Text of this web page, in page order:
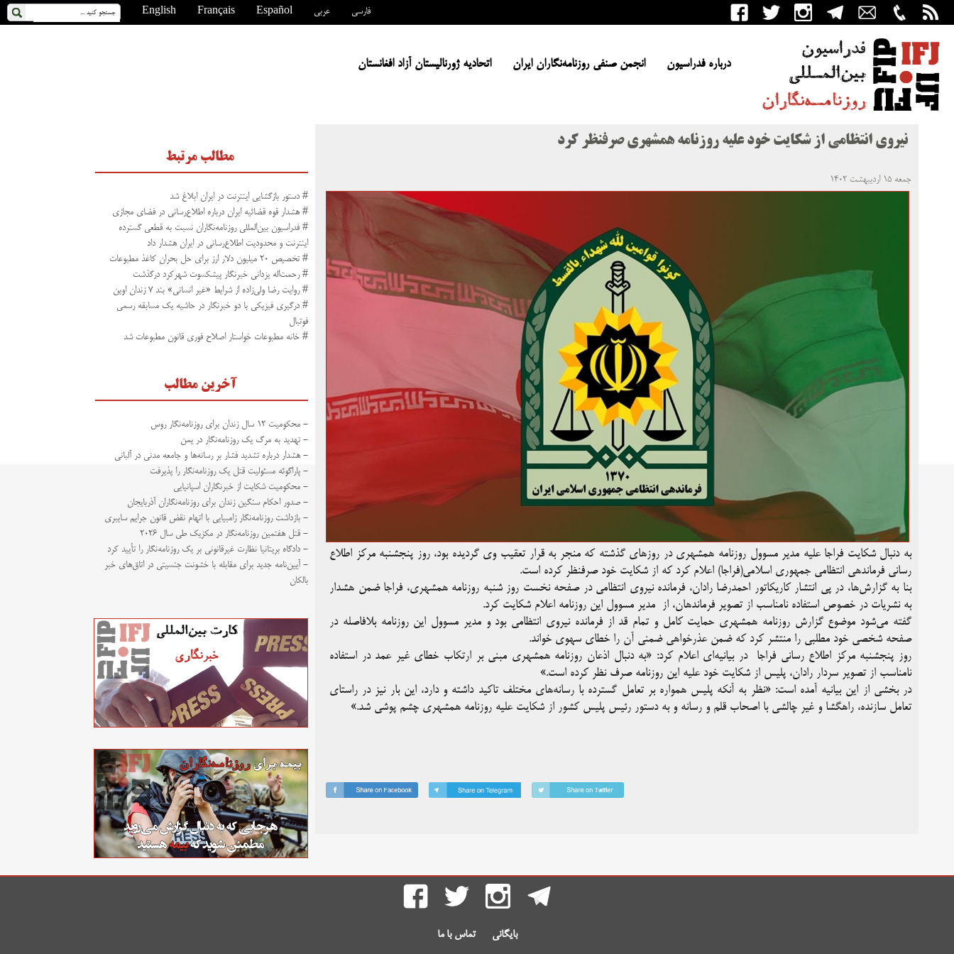
English Français Español عربی فارسی
درباره فدراسیون انجمن صنفی روزنامه‌نگاران ایران اتحادیه ژورنالیستان آزاد افغانستان
نیروی انتظامی از شکایت خود علیه روزنامه همشهری صرفنظر کرد
جمعه ۱۵ اردیبهشت ۱۴۰۲
به دنبال شکایت فراجا علیه مدیر مسوول روزنامه همشهری در روزهای گذشته که منجر به قرار تعقیب وی گردیده بود، روز پنجشنبه مرکز اطلاع
رسانی فرماندهی انتظامی جمهوری اسلامی(فراجا) اعلام کرد که از شکایت خود صرفنظر کرده است.
بنا به گزارش‌ها، در پی انتشار کاریکاتور احمدرضا رادان، فرمانده نیروی انتظامی در صفحه نخست روز شنبه روزنامه همشهری، فراجا ضمن هشدار
به نشریات در خصوص استفاده نامناسب از تصویر فرماندهان، از مدیر مسوول این روزنامه اعلام شکایت کرد.
گفته می‌شود موضوع گزارش روزنامه همشهری حمایت کامل و تمام قد از فرمانده نیروی انتظامی بود و مدیر مسوول این روزنامه بلافاصله در
صفحه شخصی خود مطلبی را منتشر کرد که ضمن عذرخواهی ضمنی آن را خطای سهوی خواند.
روز پنجشنبه مرکز اطلاع رسانی فراجا در بیانیه‌ای اعلام کرد: «به دنبال اذعان روزنامه همشهری مبنی بر ارتکاب خطای غیر عمد در استفاده
نامناسب از تصویر سردار رادان، پلیس از شکایت خود علیه این روزنامه صرف نظر کرده است.»
‎در بخشی از این بیانیه آمده است: «نظر به آنکه پلیس همواره بر تعامل گسترده با رسانه‌های مختلف تاکید داشته و دارد، این بار نیز در راستای
تعامل سازنده، راهگشا و غیر چالشی با اصحاب قلم و رسانه و به دستور رئیس پلیس کشور از شکایت علیه روزنامه همشهری چشم پوشی شد.»
مطالب مرتبط
# دستور بازگشایی اینترنت در ایران ابلاغ شد
# هشدار قوه قضائیه ایران درباره اطلاع‌رسانی در فضای مجازی
# فدراسیون بین‌المللی روزنامه‌نگاران نسبت به قطعی گسترده
اینترنت و محدودیت اطلاع‌رسانی در ایران هشدار داد
# تخصیص ۲۰ میلیون دلار ارز برای حل بحران کاغذ مطبوعات
# رحمت‌اله یزدانی خبرنگار پیشکسوت شهرکرد درگذشت
# روایت رضا ولی‌زاده از شرایط «غیر انسانی» بند ۷ زندان اوین
# درگیری فیزیکی با دو خبرنگار در حاشیه یک مسابقه رسمی
فوتبال
# خانه مطبوعات خواستار اصلاح فوری قانون مطبوعات شد
آخرین مطالب
- محکومیت ۱۲ سال زندان برای روزنامه‌نگار روس
- تهدید به مرگ یک روزنامه‌نگار در یمن
- هشدار درباره تشدید فشار بر رسانه‌ها و جامعه مدنی در آلبانی
- پاراگوئه مسئولیت قتل یک روزنامه‌نگار را پذیرفت
- محکومیت شکایت از خبرنگاران اسپانیایی
- صدور احکام سنگین زندان برای روزنامه‌نگاران آذربایجان
- بازداشت روزنامه‌نگار زامبیایی با اتهام نقض قانون جرایم سایبری
- قتل هفتمین روزنامه‌نگار در مکزیک طی سال ۲۰۲۶
- دادگاه بریتانیا نظارت غیرقانونی بر یک روزنامه‌نگار را تأیید کرد
- آیین‌نامه جدید برای مقابله با خشونت جنسیتی در اتاق‌های خبر
بالکان
بایگانی تماس با ما